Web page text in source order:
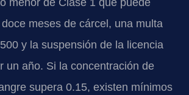
menor de Clase 1 que puede
meses de cárcel, una multa
y la suspensión de la licencia
un año. Si la concentración de
supera 0.15, existen mínimos